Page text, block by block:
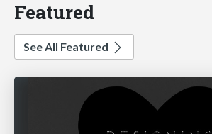
Featured
See All Featured